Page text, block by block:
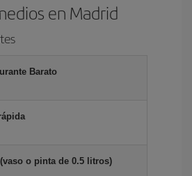
en Madrid
Barato
o pinta de 0.5 litros)